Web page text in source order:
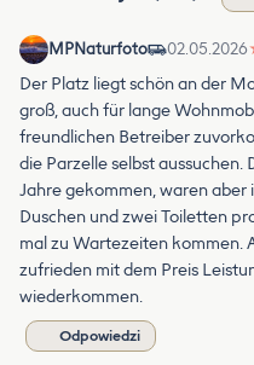
MPNaturfoto 02.05.2026
Der Platz liegt schön an der
groß, auch für lange
freundlichen Betreiber
die Parzelle selbst aussuchen.
Jahre gekommen, waren aber
Duschen und zwei Toiletten
mal zu Wartezeiten kommen.
zufrieden mit dem Preis
wiederkommen.
Odpowiedzi